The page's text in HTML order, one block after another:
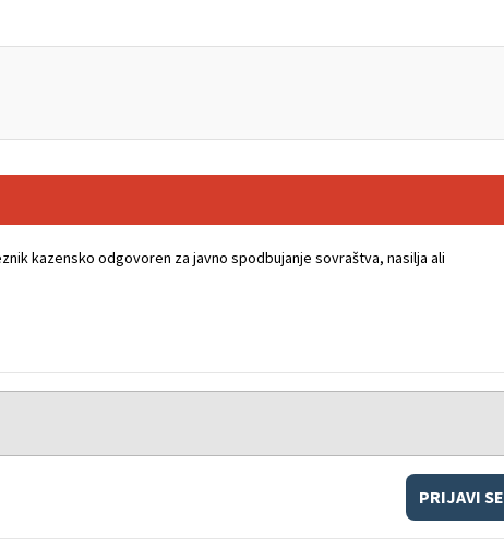
kazensko odgovoren za javno spodbujanje sovraštva, nasilja ali
PRIJAVI SE